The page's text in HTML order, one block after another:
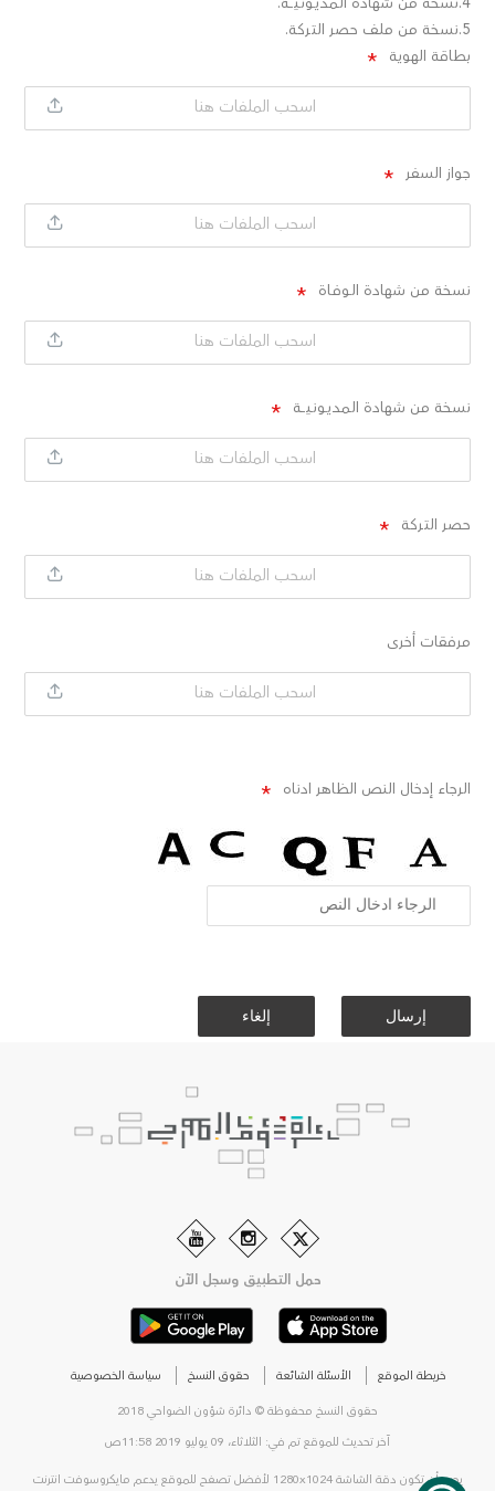
5.نسخة من ملف حصر التركة.
بطاقة الهوية
اسحب الملفات هنا
جواز السفر
اسحب الملفات هنا
نسخة من شهادة الـوفـاة
اسحب الملفات هنا
نسخة من شهادة الـمـديـونـيـــة
اسحب الملفات هنا
حصر التركة
اسحب الملفات هنا
مرفقات أخرى
اسحب الملفات هنا
الرجاء إدخال النص الظاهر ادناه
حمل التطبيق وسجل الآن
خريطة الموقع الأسئلة الشائعة حقوق النسخ
سياسة الخصوصية
حقوق النسخ محفوظة © دائرة شؤون الضواحي 2018
آخر تحديث للموقع تم في: الثلاثاء، 09 يوليو 2019 11:58ص
يجب أن تكون دقة الشاشة 1280x1024 لأفضل تصفح للموقع يدعم مايكروسوفت انترنت